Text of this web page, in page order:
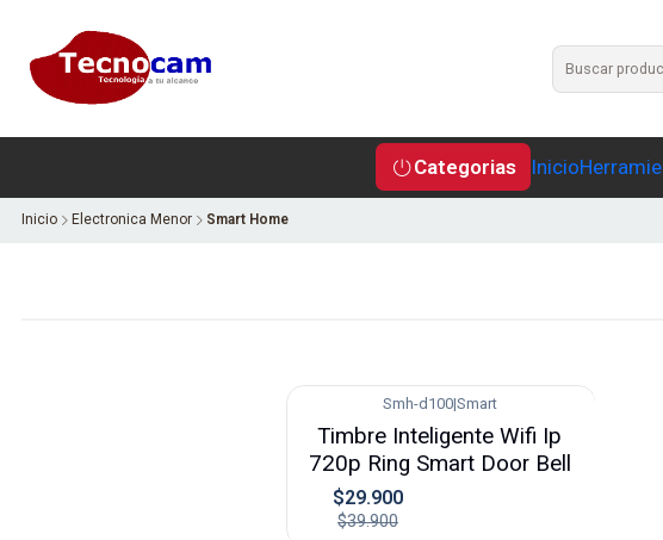
Categorias Inicio
Inicio Electronica Menor Smart Home
Smh-d100|Smart
Timbre Inteligente Wifi Ip
720p Ring Smart Door Bell
$29.900
$39.900